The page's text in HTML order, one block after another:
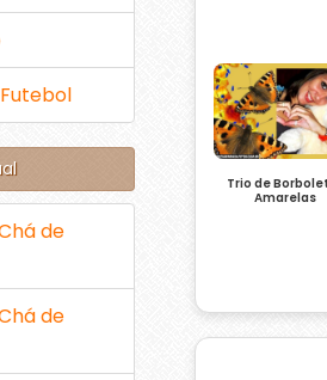
Trio de
Amarelas
de
de